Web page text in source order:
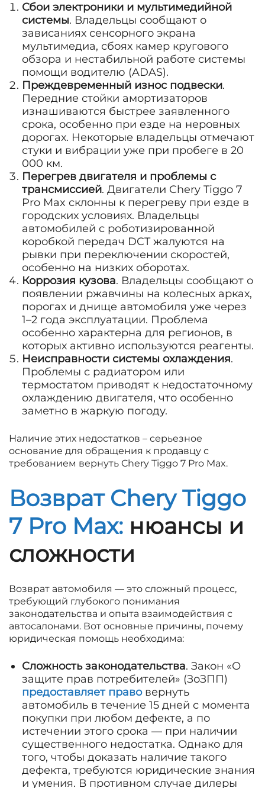
Сбои электроники и мультимедийной
системы. Владельцы сообщают о
зависаниях сенсорного экрана
мультимедиа, сбоях камер кругового
обзора и нестабильной работе системы
помощи водителю (ADAS).
Преждевременный износ подвески.
Передние стойки амортизаторов
изнашиваются быстрее заявленного
срока, особенно при езде на неровных
дорогах. Некоторые владельцы отмечают
стуки и вибрации уже при пробеге в 20
000 км.
Перегрев двигателя и проблемы с
трансмиссией. Двигатели Chery Tiggo 7
Pro Max склонны к перегреву при езде в
городских условиях. Владельцы
автомобилей с роботизированной
коробкой передач DCT жалуются на
рывки при переключении скоростей,
особенно на низких оборотах.
Коррозия кузова. Владельцы сообщают о
появлении ржавчины на колесных арках,
порогах и днище автомобиля уже через
1–2 года эксплуатации. Проблема
особенно характерна для регионов, в
которых активно используются реагенты.
Неисправности системы охлаждения.
Проблемы с радиатором или
термостатом приводят к недостаточному
охлаждению двигателя, что особенно
заметно в жаркую погоду.
Наличие этих недостатков – серьезное
основание для обращения к продавцу с
требованием вернуть Chery Tiggo 7 Pro Max.
Возврат Chery Tiggo
7 Pro Max: нюансы и
сложности
Возврат автомобиля — это сложный процесс,
требующий глубокого понимания
законодательства и опыта взаимодействия с
автосалонами. Вот основные причины, почему
юридическая помощь необходима:
Сложность законодательства. Закон «О
защите прав потребителей» (ЗоЗПП)
предоставляет правовернуть
автомобиль в течение 15 дней с момента
покупки при любом дефекте, а по
истечении этого срока — при наличии
существенного недостатка. Однако для
того, чтобы доказать наличие такого
дефекта, требуются юридические знания
и умения. В противном случае дилеры